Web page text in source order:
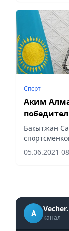
Спорт
Аким
боксу
Бакытжан
05.06.2021
A канал